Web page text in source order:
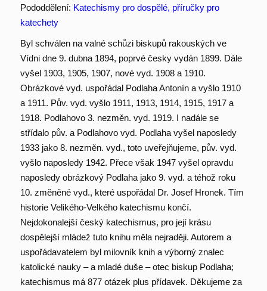
Pododdělení: Katechismy pro dospělé, příručky pro
katechety
Byl schválen na valné schůzi biskupů rakouských ve
Vídni dne 9. dubna 1894, poprvé česky vydán 1899. Dále
vyšel 1903, 1905, 1907, nové vyd. 1908 a 1910.
Obrázkové vyd. uspořádal Podlaha Antonín a vyšlo 1910
a 1911. Pův. vyd. vyšlo 1911, 1913, 1914, 1915, 1917 a
1918. Podlahovo 3. nezměn. vyd. 1919. I nadále se
střídalo pův. a Podlahovo vyd. Podlaha vyšel naposledy
1933 jako 8. nezměn. vyd., toto uveřejňujeme, pův. vyd.
vyšlo naposledy 1942. Přece však 1947 vyšel opravdu
naposledy obrázkový Podlaha jako 9. vyd. a téhož roku
10. změněné vyd., které uspořádal Dr. Josef Hronek. Tím
historie Velikého-Velkého katechismu končí.
Nejdokonalejší český katechismus, pro její krásu
dospělejší mládež tuto knihu měla nejraději. Autorem a
uspořádavatelem byl milovník knih a výborný znalec
katolické nauky – a mladé duše – otec biskup Podlaha;
katechismus má 877 otázek plus přídavek. Děkujeme za